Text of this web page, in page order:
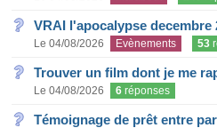
VRAI l'apocalypse decembre
Le 04/08/2026 Evènements 53
Trouver un film dont je me
Le 04/08/2026 6 réponses
Témoignage de prêt entre